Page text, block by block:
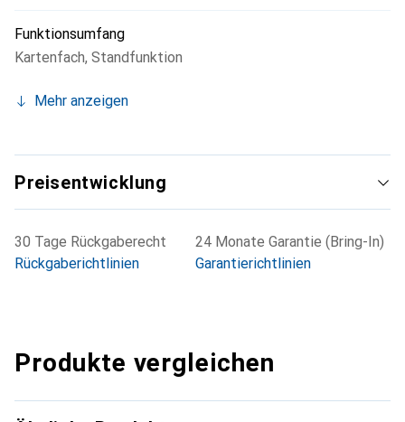
Funktionsumfang
Kartenfach, Standfunktion
Mehr anzeigen
Preisentwicklung
30 Tage Rückgaberecht
Rückgaberichtlinien
24 Monate Garantie (Bring-In)
Garantierichtlinien
Produkte vergleichen